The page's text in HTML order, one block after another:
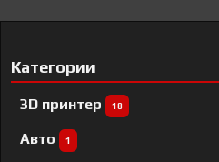
Категории
3D принтер 18
Авто 1